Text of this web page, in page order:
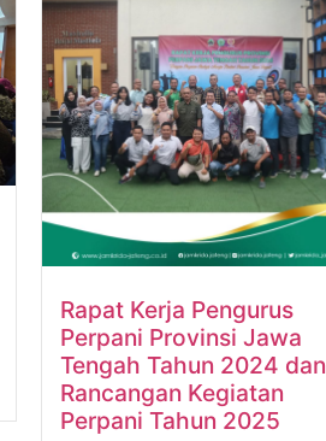
Rapat Kerja Pengurus
Perpani Provinsi Jawa
Tengah Tahun 2024 dan
Rancangan Kegiatan
Perpani Tahun 2025